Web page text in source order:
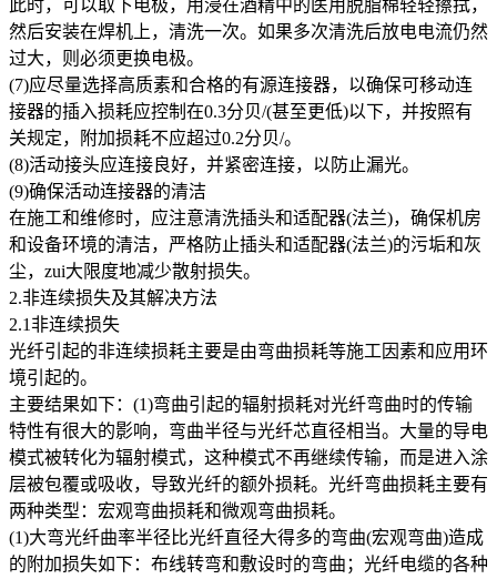
此时，可以取下电极，用浸在酒精中的医用脱脂棉轻轻擦拭，
然后安装在焊机上，清洗一次。如果多次清洗后放电电流仍然
过大，则必须更换电极。
(7)应尽量选择高质素和合格的有源连接器，以确保可移动连
接器的插入损耗应控制在0.3分贝/(甚至更低)以下，并按照有
关规定，附加损耗不应超过0.2分贝/。
(8)活动接头应连接良好，并紧密连接，以防止漏光。
(9)确保活动连接器的清洁
在施工和维修时，应注意清洗插头和适配器(法兰)，确保机房
和设备环境的清洁，严格防止插头和适配器(法兰)的污垢和灰
尘，zui大限度地减少散射损失。
2.非连续损失及其解决方法
2.1非连续损失
光纤引起的非连续损耗主要是由弯曲损耗等施工因素和应用环
境引起的。
主要结果如下：(1)弯曲引起的辐射损耗对光纤弯曲时的传输
特性有很大的影响，弯曲半径与光纤芯直径相当。大量的导电
模式被转化为辐射模式，这种模式不再继续传输，而是进入涂
层被包覆或吸收，导致光纤的额外损耗。光纤弯曲损耗主要有
两种类型：宏观弯曲损耗和微观弯曲损耗。
(1)大弯光纤曲率半径比光纤直径大得多的弯曲(宏观弯曲)造成
的附加损失如下：布线转弯和敷设时的弯曲；光纤电缆的各种